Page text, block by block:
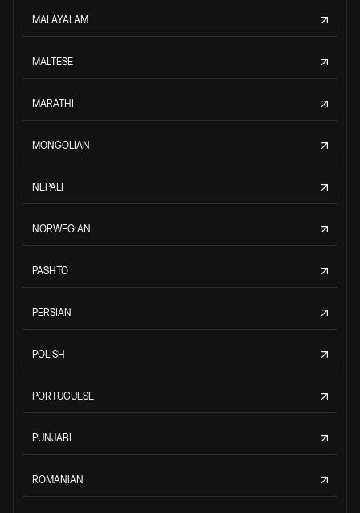
MALAYALAM
MALTESE
MARATHI
MONGOLIAN
NEPALI
NORWEGIAN
PASHTO
PERSIAN
POLISH
PORTUGUESE
PUNJABI
ROMANIAN